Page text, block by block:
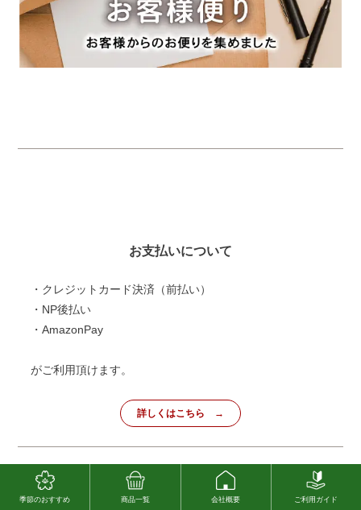
季節のおすすめ 商品一覧 会社概要 ご利用ガイド
お支払いについて
・クレジットカード決済（前払い）
・NP後払い
・AmazonPay
がご利用頂けます。
詳しくはこちら